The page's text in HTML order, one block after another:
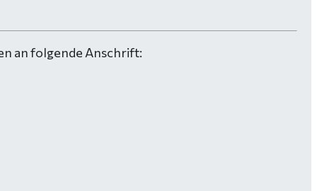
an folgende Anschrift: